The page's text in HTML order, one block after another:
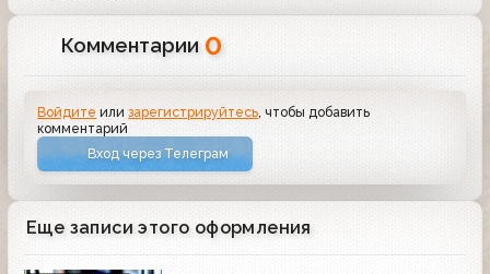
Комментарии 0
Войдите илизарегистрируйтесь , чтобы добавить
комментарий
Вход через Телеграм
Еще записи этого оформления